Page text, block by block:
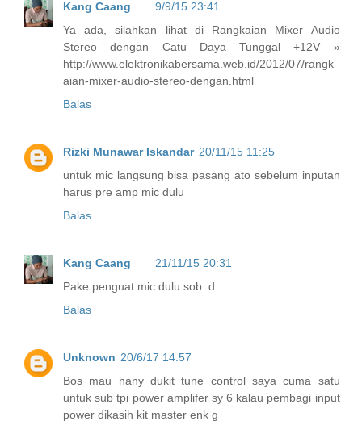
Kang Caang
9/9/15 23:41
Ya ada, silahkan lihat di Rangkaian Mixer Audio
Stereo dengan Catu Daya Tunggal +12V »
http://www.elektronikabersama.web.id/2012/07/rangk
aian-mixer-audio-stereo-dengan.html
Balas
Rizki Munawar Iskandar 20/11/15 11:25
untuk mic langsung bisa pasang ato sebelum inputan
harus pre amp mic dulu
Balas
Kang Caang
21/11/15 20:31
Pake penguat mic dulu sob :d:
Balas
Unknown 20/6/17 14:57
Bos mau nany dukit tune control saya cuma satu
untuk sub tpi power amplifer sy 6 kalau pembagi input
power dikasih kit master enk g